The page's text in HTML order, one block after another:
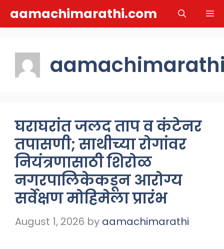
aamachimarathi.com
घराघरांत जलद ताप व कंटेनर
तपासणी; साथीच्या रोगांवर
नियंत्रणासाठी शिरोळ
नगरपालिकेकडून आरोग्य
सर्वेक्षण मोहिमेला प्रारंभ
August 1, 2026 by aamachimarathi